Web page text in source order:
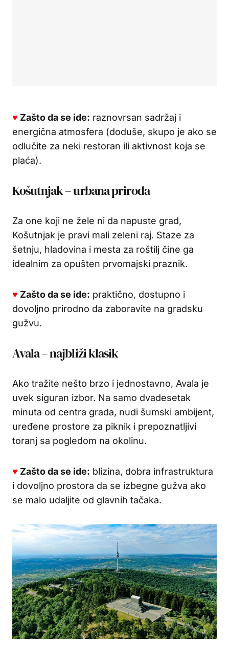
♥ Zašto da se ide: raznovrsan sadržaj i
energična atmosfera (doduše, skupo je ako se
odlučite za neki restoran ili aktivnost koja se
plaća).
Košutnjak – urbana priroda
Za one koji ne žele ni da napuste grad,
Košutnjak je pravi mali zeleni raj. Staze za
šetnju, hladovina i mesta za roštilj čine ga
idealnim za opušten prvomajski praznik.
♥ Zašto da se ide: praktično, dostupno i
dovoljno prirodno da zaboravite na gradsku
gužvu.
Avala – najbliži klasik
Ako tražite nešto brzo i jednostavno, Avala je
uvek siguran izbor. Na samo dvadesetak
minuta od centra grada, nudi šumski ambijent,
uređene prostore za piknik i prepoznatljivi
toranj sa pogledom na okolinu.
♥ Zašto da se ide: blizina, dobra infrastruktura
i dovoljno prostora da se izbegne gužva ako
se malo udaljite od glavnih tačaka.